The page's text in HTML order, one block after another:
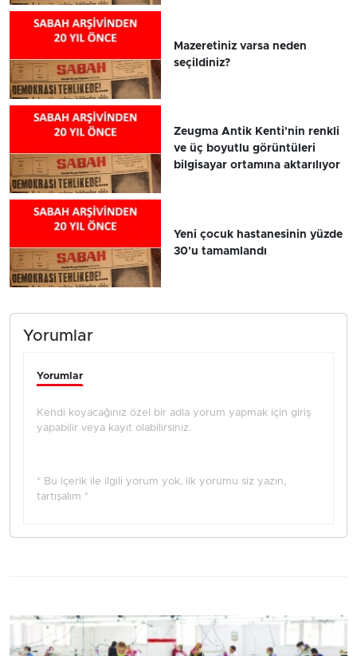
Mazeretiniz varsa neden
seçildiniz?
Zeugma Antik Kenti'nin renkli
ve üç boyutlu görüntüleri
bilgisayar ortamına aktarılıyor
Yeni çocuk hastanesinin yüzde
30'u tamamlandı
Yorumlar
Yorumlar
Kendi koyacağınız özel bir adla yorum yapmak için giriş
yapabilir veya kayıt olabilirsiniz.
* Bu içerik ile ilgili yorum yok, ilk yorumu siz yazın,
tartışalım *